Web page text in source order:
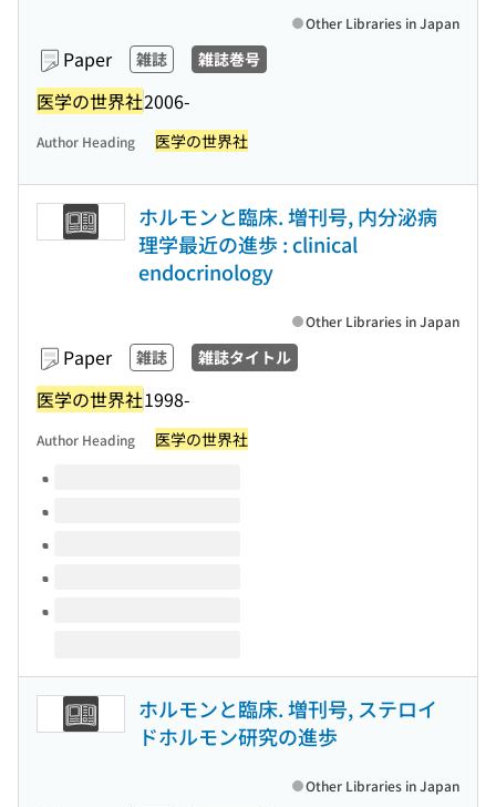
Paper 雑誌 雑誌巻号
医学の世界社2006-
Other Libraries in Japan
Author Heading 医学の世界社
ホルモンと臨床. 増刊号, 内分泌病
理学最近の進歩 : clinical
endocrinology
Paper 雑誌 雑誌タイトル
医学の世界社1998-
Other Libraries in Japan
Author Heading 医学の世界社
Volumes of this title
ホルモンと臨床. 増刊号, ステロイ
ドホルモン研究の進歩
Other Libraries in Japan